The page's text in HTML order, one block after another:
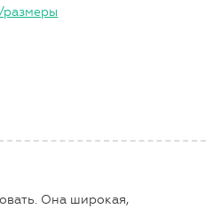
размеры
Она широкая,